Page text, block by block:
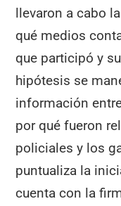
llevaron a cabo
qué medios
que participó y
hipótesis se
información
por qué fueron
policiales y los
puntualiza la
cuenta con la